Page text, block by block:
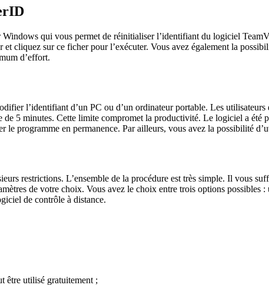
qui vous permet de réinitialiser l’identifiant du logiciel
et cliquez sur ce ficher pour l’exécuter. Vous avez également la
d’effort.
l’identifiant d’un PC ou d’un ordinateur portable. Les
de 5 minutes. Cette limite compromet la productivité. Le logiciel a
le programme en permanence. Par ailleurs, vous avez la possibilité
restrictions. L’ensemble de la procédure est très simple. Il vous
de votre choix. Vous avez le choix entre trois options
de contrôle à distance.
être utilisé gratuitement ;